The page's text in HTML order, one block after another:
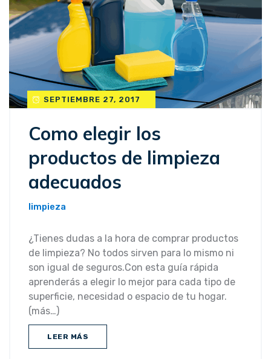
SEPTIEMBRE 27, 2017
Como elegir los
productos de limpieza
adecuados
limpieza
¿Tienes dudas a la hora de comprar productos
de limpieza? No todos sirven para lo mismo ni
son igual de seguros.Con esta guía rápida
aprenderás a elegir lo mejor para cada tipo de
superficie, necesidad o espacio de tu hogar.
(más…)
LEER MÁS